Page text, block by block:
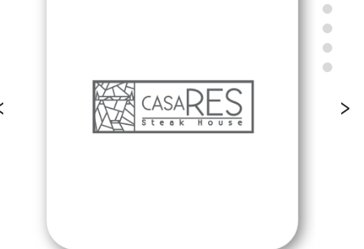
›